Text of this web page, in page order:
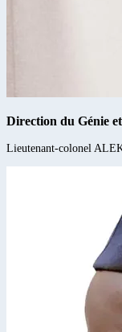
Direction du Génie
Lieutenant-colonel